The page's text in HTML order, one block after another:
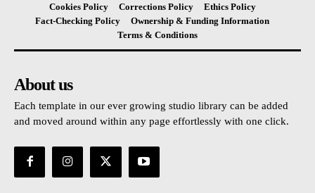
Cookies Policy
Corrections Policy
Ethics Policy
Fact-Checking Policy
Ownership & Funding Information
Terms & Conditions
About us
Each template in our ever growing studio library can be added
and moved around within any page effortlessly with one click.